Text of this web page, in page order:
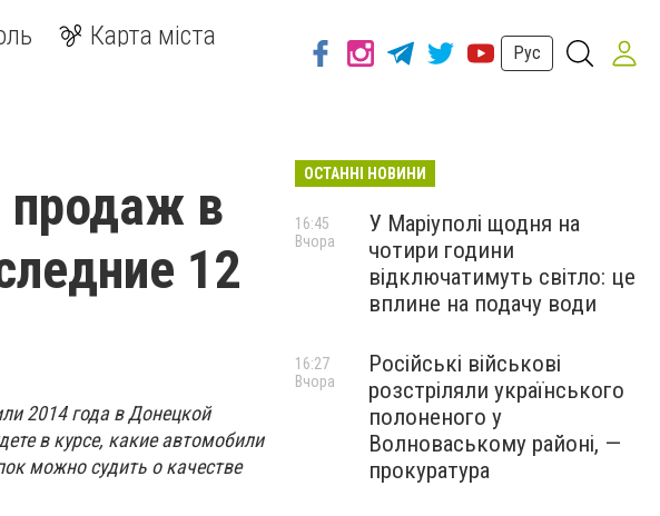
Карта міста
Рус
продаж в
12
2014 года в Донецкой
в курсе, какие автомобили
можно судить о качестве
ОСТАННІ НОВИНИ
У Маріуполі щодня на
чотири години
відключатимуть світло: це
вплине на подачу води
16:45
Вчора
Російські військові
розстріляли українського
полоненого у
Волноваському районі, —
прокуратура
16:27
Вчора